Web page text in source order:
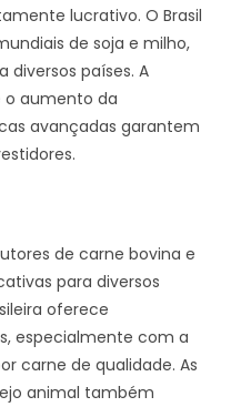
lucrativo. O Brasil
de soja e milho,
diversos países. A
o aumento da
avançadas garantem
de carne bovina e
para diversos
oferece
especialmente com a
carne de qualidade. As
animal também